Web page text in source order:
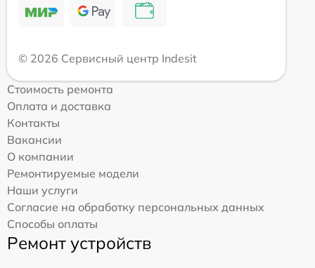
© 2026 Сервисный центр Indesit
Стоимость ремонта
Оплата и доставка
Контакты
Вакансии
О компании
Ремонтируемые модели
Наши услуги
Согласие на обработку персональных данных
Способы оплаты
Ремонт устройств